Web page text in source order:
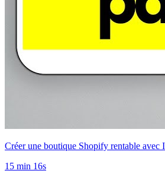
Créer une boutique Shopify rentable avec
15 min 16s